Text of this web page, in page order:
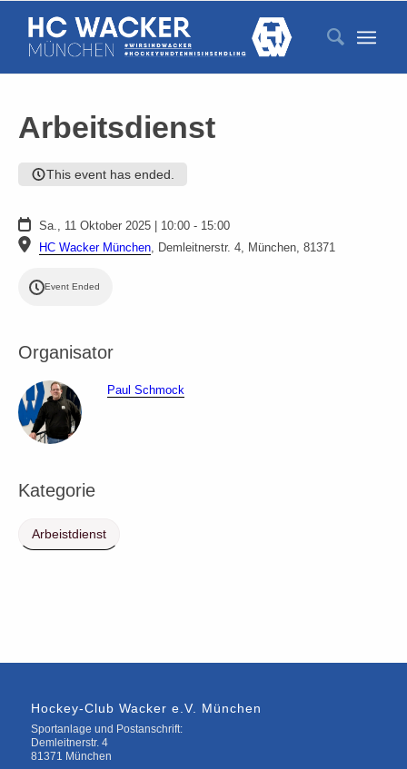
Arbeitsdienst
This event has ended.
Sa., 11 Oktober 2025 | 10:00 - 15:00
HC Wacker München, Demleitnerstr. 4, München, 81371
Event Ended
Organisator
Paul Schmock
Kategorie
Arbeistdienst
Hockey-Club Wacker e.V. München
Sportanlage und Postanschrift:
Demleitnerstr. 4
81371 München